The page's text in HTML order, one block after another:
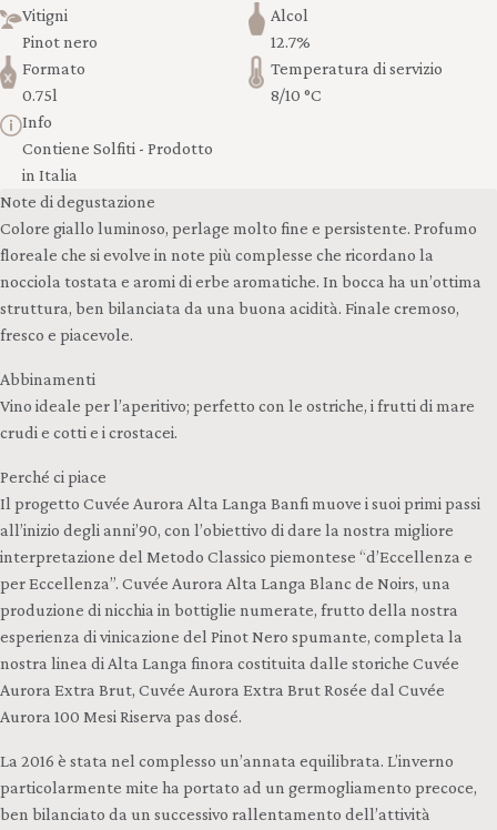
Vitigni
Pinot nero
Alcol
12.7%
Formato
0.75l
Temperatura di servizio
8/10 °C
Info
Contiene Solfiti - Prodotto
in Italia
Note di degustazione
Colore giallo luminoso, perlage molto fine e persistente. Profumo
floreale che si evolve in note più complesse che ricordano la
nocciola tostata e aromi di erbe aromatiche. In bocca ha un’ottima
struttura, ben bilanciata da una buona acidità. Finale cremoso,
fresco e piacevole.
Abbinamenti
Vino ideale per l’aperitivo; perfetto con le ostriche, i frutti di mare
crudi e cotti e i crostacei.
Perché ci piace
Il progetto Cuvée Aurora Alta Langa Banfi muove i suoi primi passi
all’inizio degli anni’90, con l’obiettivo di dare la nostra migliore
interpretazione del Metodo Classico piemontese “d’Eccellenza e
per Eccellenza”. Cuvée Aurora Alta Langa Blanc de Noirs, una
produzione di nicchia in bottiglie numerate, frutto della nostra
esperienza di vinicazione del Pinot Nero spumante, completa la
nostra linea di Alta Langa finora costituita dalle storiche Cuvée
Aurora Extra Brut, Cuvée Aurora Extra Brut Rosée dal Cuvée
Aurora 100 Mesi Riserva pas dosé.
La 2016 è stata nel complesso un’annata equilibrata. L’inverno
particolarmente mite ha portato ad un germogliamento precoce,
ben bilanciato da un successivo rallentamento dell’attività